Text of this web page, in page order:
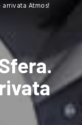
arrivata Atmos!